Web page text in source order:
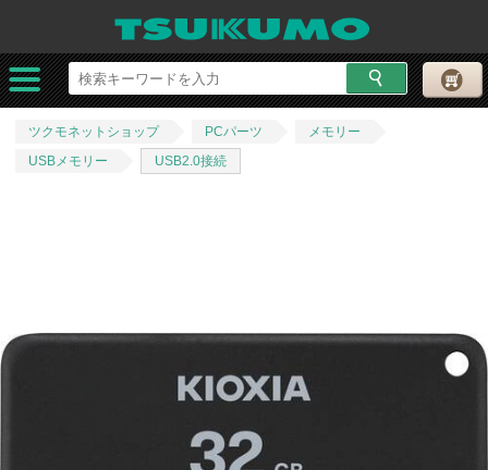
ツクモネットショップ PCパーツ
メモリー
USBメモリー
USB2.0接続